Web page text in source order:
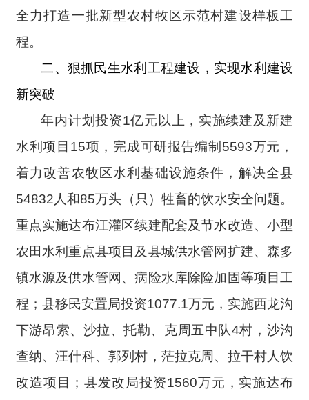
全力打造一批新型农村牧区示范村建设样板工
程。
二、狠抓民生水利工程建设，实现水利建设
新突破
年内计划投资1亿元以上，实施续建及新建
水利项目15项，完成可研报告编制5593万元，
着力改善农牧区水利基础设施条件，解决全县
54832人和85万头（只）牲畜的饮水安全问题。
重点实施达布江灌区续建配套及节水改造、小型
农田水利重点县项目及县城供水管网扩建、森多
镇水源及供水管网、病险水库除险加固等项目工
程；县移民安置局投资1077.1万元，实施西龙沟
下游昂索、沙拉、托勒、克周五中队4村，沙沟
查纳、汪什科、郭列村，茫拉克周、拉干村人饮
改造项目；县发改局投资1560万元，实施达布